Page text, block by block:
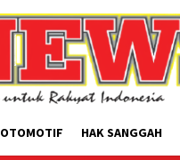
OTOMOTIF HAK SANGGAH